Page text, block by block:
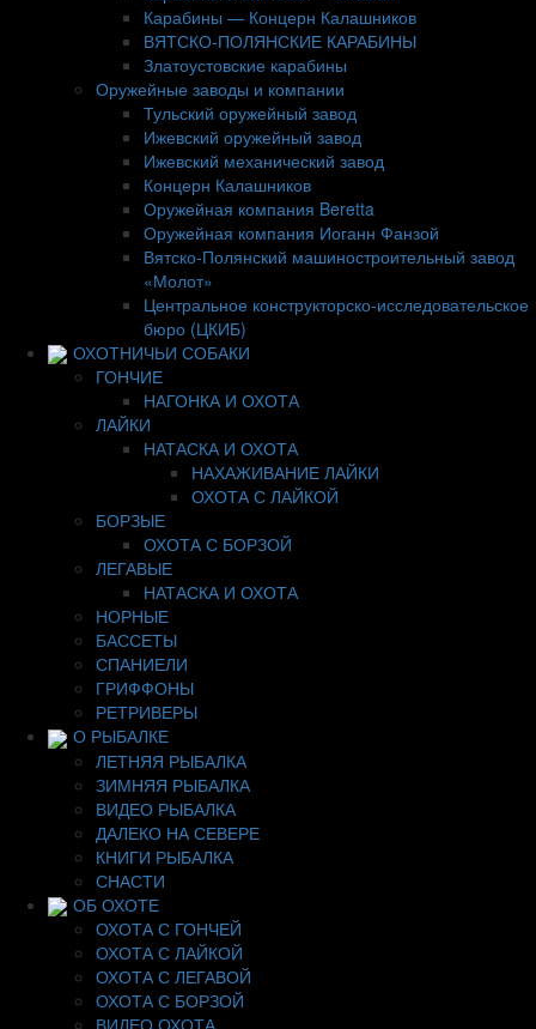
Карабины — Концерн Калашников
ВЯТСКО-ПОЛЯНСКИЕ КАРАБИНЫ
Златоустовские карабины
Оружейные заводы и компании
Тульский оружейный завод
Ижевский оружейный завод
Ижевский механический завод
Концерн Калашников
Оружейная компания Beretta
Оружейная компания Иоганн Фанзой
Вятско-Полянский машиностроительный завод
«Молот»
Центральное конструкторско-исследовательское
бюро (ЦКИБ)
ОХОТНИЧЬИ СОБАКИ
ГОНЧИЕ
НАГОНКА И ОХОТА
ЛАЙКИ
НАТАСКА И ОХОТА
НАХАЖИВАНИЕ ЛАЙКИ
ОХОТА С ЛАЙКОЙ
БОРЗЫЕ
ОХОТА С БОРЗОЙ
ЛЕГАВЫЕ
НАТАСКА И ОХОТА
НОРНЫЕ
БАССЕТЫ
СПАНИЕЛИ
ГРИФФОНЫ
РЕТРИВЕРЫ
О РЫБАЛКЕ
ЛЕТНЯЯ РЫБАЛКА
ЗИМНЯЯ РЫБАЛКА
ВИДЕО РЫБАЛКА
ДАЛЕКО НА СЕВЕРЕ
КНИГИ РЫБАЛКА
СНАСТИ
ОБ ОХОТЕ
ОХОТА С ГОНЧЕЙ
ОХОТА С ЛАЙКОЙ
ОХОТА С ЛЕГАВОЙ
ОХОТА С БОРЗОЙ
ВИДЕО ОХОТА